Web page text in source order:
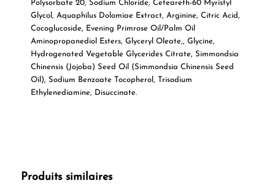
Polysorbate 20, Sodium Chloride, Ceteareth-60 Myristyl
Glycol, Aquaphilus Dolomiae Extract, Arginine, Citric Acid,
Cocoglucoside, Evening Primrose Oil/Palm Oil
Aminopropanediol Esters, Glyceryl Oleate,, Glycine,
Hydrogenated Vegetable Glycerides Citrate, Simmondsia
Chinensis (Jojoba) Seed Oil (Simmondsia Chinensis Seed
Oil), Sodium Benzoate Tocopherol, Trisodium
Ethylenediamine, Disuccinate.
Produits similaires